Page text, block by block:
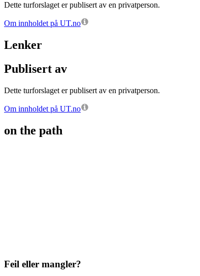
Dette turforslaget er publisert av en privatperson.
Om innholdet på UT.no
Lenker
Publisert av
Dette turforslaget er publisert av en privatperson.
Om innholdet på UT.no
on the path
Feil eller mangler?